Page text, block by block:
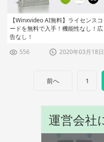
【Winxvideo AI無料】ライセンスコ
ードを無料で入手！機能性なし！広
告なし！
556
2020年03月18日
前へ 1
運営会社